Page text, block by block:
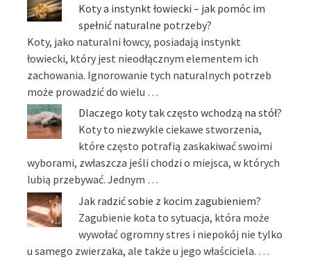
Koty a instynkt łowiecki – jak pomóc im
spełnić naturalne potrzeby?
Koty, jako naturalni łowcy, posiadają instynkt
łowiecki, który jest nieodłącznym elementem ich
zachowania. Ignorowanie tych naturalnych potrzeb
może prowadzić do wielu …
Dlaczego koty tak często wchodzą na stół?
Koty to niezwykle ciekawe stworzenia,
które często potrafią zaskakiwać swoimi
wyborami, zwłaszcza jeśli chodzi o miejsca, w których
lubią przebywać. Jednym …
Jak radzić sobie z kocim zagubieniem?
Zagubienie kota to sytuacja, która może
wywołać ogromny stres i niepokój nie tylko
u samego zwierzaka, ale także u jego właściciela. …